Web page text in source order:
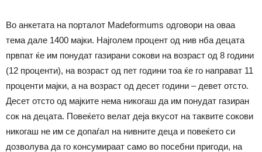
Во анкетата на порталот Madeformums одговори на оваа
тема дале 1400 мајки. Најголем процент од нив нба децата
првпат ќе им понудат газирани сокови на возраст од 8 години
(12 проценти), на возраст од пет години тоа ќе го направат 11
проценти мајки, а на возраст од десет години – девет отсто.
Десет отсто од мајките нема никогаш да им понудат газиран
сок на децата. Повеќето велат деја вкусот на таквите сокови
никогаш не им се допаѓал на нивните деца и повеќето си
дозволува да го консумираат само во посебни пригоди, на